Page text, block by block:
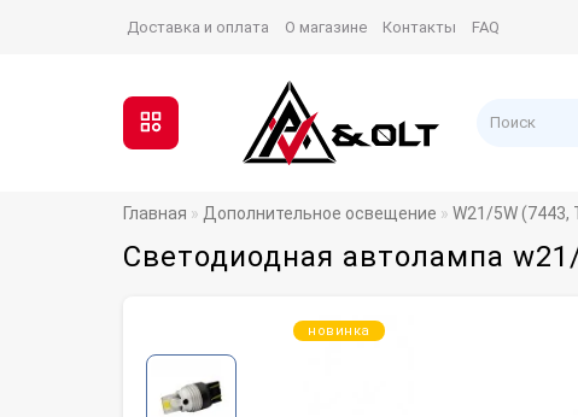
Доставка и оплата О магазине Контакты FAQ
Главная Дополнительное освещение W21/5W (7443,
Светодиодная автолампа
новинка